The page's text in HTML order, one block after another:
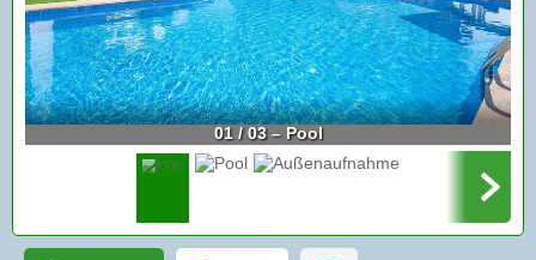
01 / 03 – Pool